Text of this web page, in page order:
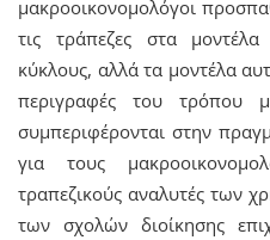
μακροοικονομολόγοι
τις τράπεζες στα μοντέλα
κύκλους, αλλά τα μοντέλα
περιγραφές του τρόπου
συμπεριφέρονται στην
για τους
τραπεζικούς αναλυτές των
των σχολών διοίκησης